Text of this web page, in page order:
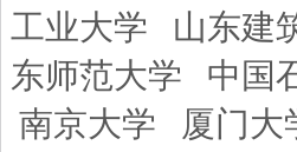
工业大学
山东建
东师范大学
中国
南京大学
厦门大